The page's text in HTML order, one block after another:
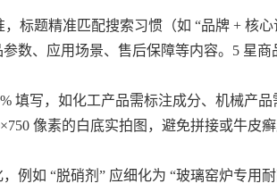
，标题精准匹配搜索习惯（如 “品牌 + 核
数、应用场景、售后保障等内容。5 星商
填写，如化工产品需标注成分、机械产品
像素的白底实拍图，避免拼接或牛皮
例如 “脱硝剂” 应细化为 “玻璃窑炉专用